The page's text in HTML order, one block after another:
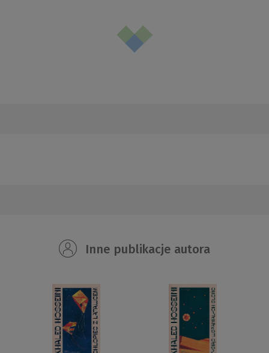
Inne publikacje autora